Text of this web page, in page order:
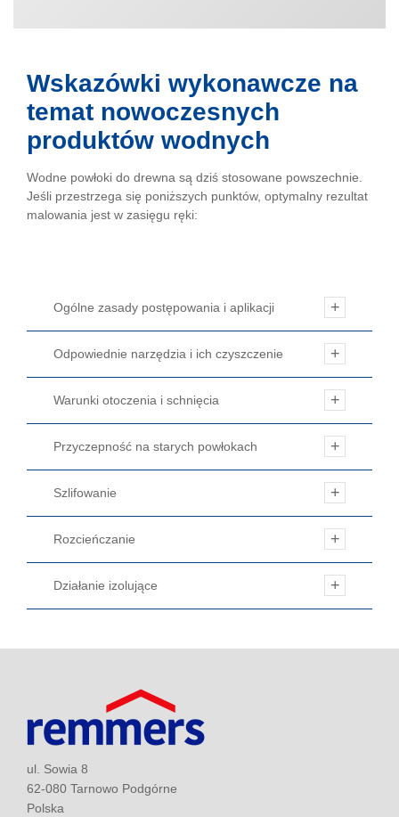
Wskazówki wykonawcze na
temat nowoczesnych
produktów wodnych
Wodne powłoki do drewna są dziś stosowane powszechnie.
Jeśli przestrzega się poniższych punktów, optymalny rezultat
malowania jest w zasięgu ręki:
Ogólne zasady postępowania i aplikacji
Odpowiednie narzędzia i ich czyszczenie
Warunki otoczenia i schnięcia
Przyczepność na starych powłokach
Szlifowanie
Rozcieńczanie
Działanie izolujące
ul. Sowia 8
62-080 Tarnowo Podgórne
Polska